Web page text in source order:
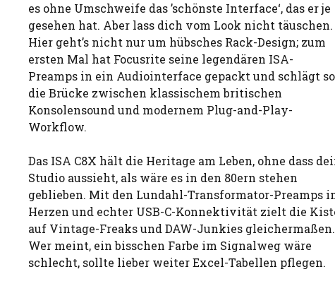
es ohne Umschweife das ’schönste Interface‘, das er je
gesehen hat. Aber lass dich vom Look nicht täuschen.
Hier geht’s nicht nur um hübsches Rack-Design; zum
ersten Mal hat Focusrite seine legendären ISA-
Preamps in ein Audiointerface gepackt und schlägt so
die Brücke zwischen klassischem britischen
Konsolensound und modernem Plug-and-Play-
Workflow.
Das ISA C8X hält die Heritage am Leben, ohne dass
Studio aussieht, als wäre es in den 80ern stehen
geblieben. Mit den Lundahl-Transformator-Preamps
Herzen und echter USB-C-Konnektivität zielt die
auf Vintage-Freaks und DAW-Junkies gleichermaßen.
Wer meint, ein bisschen Farbe im Signalweg wäre
schlecht, sollte lieber weiter Excel-Tabellen pflegen.